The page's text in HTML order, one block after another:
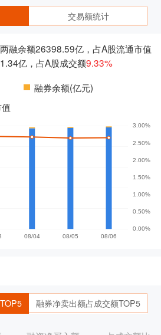
交易额统计
融余额26398.59亿，占A股流通市值
亿，占A股成交额9.33%
融券余额(亿元)
融券净卖出额占成交额TOP5